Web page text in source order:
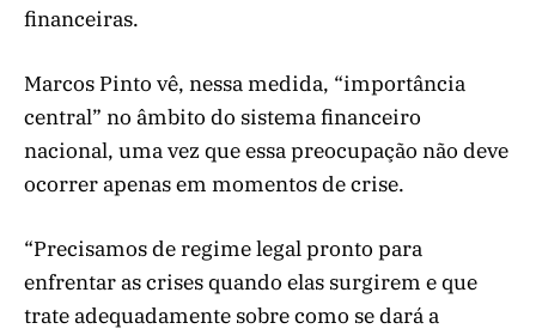
financeiras.
Marcos Pinto vê, nessa medida, “importância
central” no âmbito do sistema financeiro
nacional, uma vez que essa preocupação não deve
ocorrer apenas em momentos de crise.
“Precisamos de regime legal pronto para
enfrentar as crises quando elas surgirem e que
trate adequadamente sobre como se dará a